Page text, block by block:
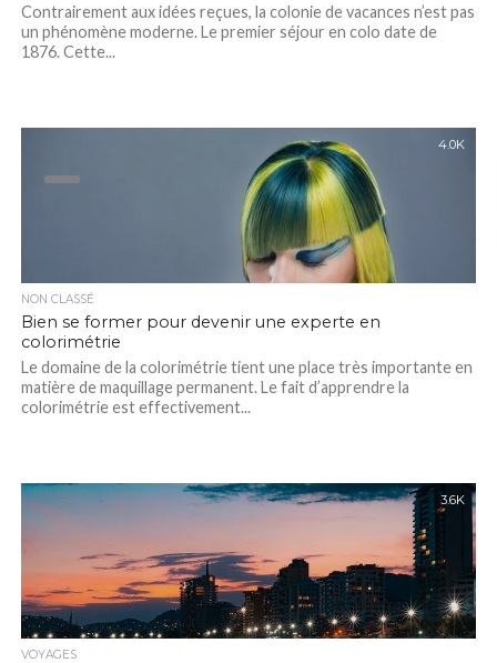
Contrairement aux idées reçues, la colonie de vacances n’est pas
un phénomène moderne. Le premier séjour en colo date de
1876. Cette...
4.0K
NON CLASSÉ
Bien se former pour devenir une experte en
colorimétrie
Le domaine de la colorimétrie tient une place très importante en
matière de maquillage permanent. Le fait d’apprendre la
colorimétrie est effectivement...
3.6K
VOYAGES